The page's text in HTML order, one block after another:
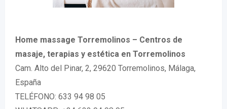
Home massage Torremolinos – Centros de
masaje, terapias y estética en Torremolinos
Cam. Alto del Pinar, 2, 29620 Torremolinos, Málaga,
España
TELÉFONO: 633 94 98 05